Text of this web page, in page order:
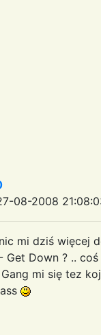
08-2008
mi dziś więcej
Down ? ..
mi się tez